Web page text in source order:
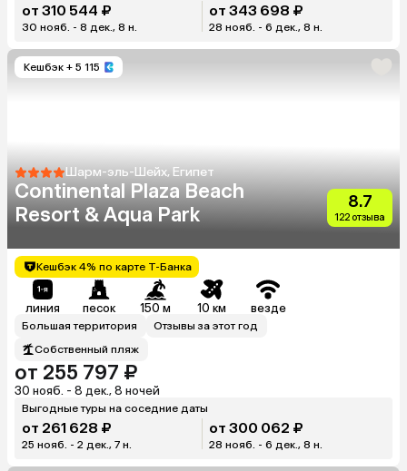
от 310 544 ₽
30 нояб. - 8 дек., 8 н.
от 343 698 ₽
28 нояб. - 6 дек., 8 н.
Кешбэк + 5 115
Шарм-эль-Шейх, Египет
Continental Plaza Beach
Resort & Aqua Park
8.7
122 отзыва
Кешбэк 4% по карте Т-Банка
линия песок 150 м 10 км везде
Большая территория
Отзывы за этот год
Собственный пляж
от 255 797 ₽
30 нояб. - 8 дек., 8 ночей
Выгодные туры на соседние даты
от 261 628 ₽
25 нояб. - 2 дек., 7 н.
от 300 062 ₽
28 нояб. - 6 дек., 8 н.